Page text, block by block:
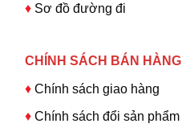
♦ Sơ đồ đường đi
CHÍNH SÁCH BÁN HÀNG
♦ Chính sách giao hàng
♦ Chính sách đổi sản phẩm